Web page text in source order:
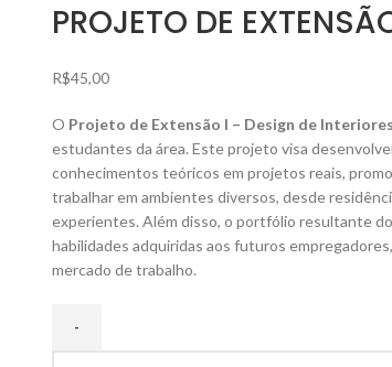
PROJETO DE
R$45,00
O Projeto de Extensão I – Design de Interiores
estudantes da área. Este projeto visa
conhecimentos teóricos em projetos reais,
trabalhar em ambientes diversos, desde
experientes. Além disso, o portfólio resultante
habilidades adquiridas aos futuros
mercado de trabalho.